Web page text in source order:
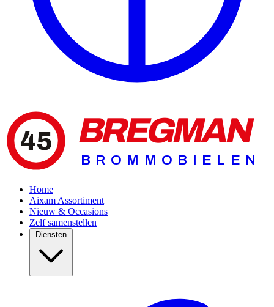
45 BREGMAN
BROMMOBIELEN
Home
Aixam Assortiment
Nieuw & Occasions
Zelf samenstellen
Diensten